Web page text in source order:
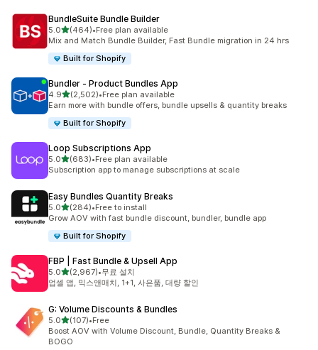
BundleSuite Bundle Builder
5.0별 5개 중
(464)
총 리뷰 464개
•Free plan available
Mix and Match Bundle Builder, Fast Bundle migration in 24 hrs
Built for Shopify
Bundler ‑ Product Bundles App
4.9별 5개 중
(2,502)
총 리뷰 2502개
•Free plan available
Earn more with bundle offers, bundle upsells & quantity breaks
Built for Shopify
Loop Subscriptions App
5.0별 5개 중
(683)
총 리뷰 683개
•Free plan available
Subscription app to manage subscriptions at scale
Easy Bundles Quantity Breaks
5.0별 5개 중
(284)
총 리뷰 284개
•Free to install
Grow AOV with fast bundle discount, bundler, bundle app
Built for Shopify
FBP | Fast Bundle & Upsell App
5.0별 5개 중
(2,967)
총 리뷰 2967개
•무료 설치
업셀 앱, 믹스앤매치, 1+1, 사은품, 대량 할인
G: Volume Discounts & Bundles
5.0별 5개 중
(107)
총 리뷰 107개
•Free
Boost AOV with Volume Discount, Bundle, Quantity Breaks &
BOGO